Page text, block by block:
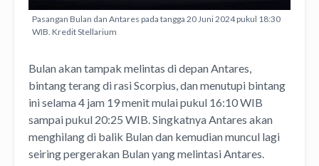
Pasangan Bulan dan Antares pada tangga 20 Juni 2024 pukul 18:30
WIB. Kredit Stellarium
Bulan akan tampak melintas di depan Antares,
bintang terang di rasi Scorpius, dan menutupi bintang
ini selama 4 jam 19 menit mulai pukul 16:10 WIB
sampai pukul 20:25 WIB. Singkatnya Antares akan
menghilang di balik Bulan dan kemudian muncul lagi
seiring pergerakan Bulan yang melintasi Antares.